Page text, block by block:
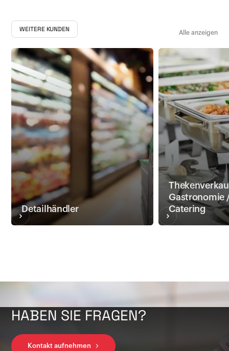
WEITERE KUNDEN Alle anzeigen
Detailhändler
Gastronomie
Catering
HABEN SIE FRAGEN?
Kontakt aufnehmen